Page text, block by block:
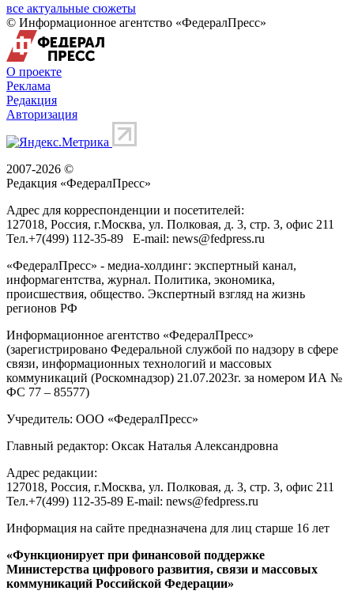
все актуальные сюжеты
© Информационное агентство «ФедералПресс»
О проекте
Реклама
Редакция
Авторизация
2007-2026 ©
Редакция «ФедералПресс»
Адрес для корреспонденции и посетителей:
127018, Россия, г.Москва, ул. Полковая, д. 3, стр. 3, офис 211
Тел.+7(499) 112-35-89 E-mail: news@fedpress.ru
«ФедералПресс» - медиа-холдинг: экспертный канал,
информагентства, журнал. Политика, экономика,
происшествия, общество. Экспертный взгляд на жизнь
регионов РФ
Информационное агентство «ФедералПресс»
(зарегистрировано Федеральной службой по надзору в сфере
связи, информационных технологий и массовых
коммуникаций (Роскомнадзор) 21.07.2023г. за номером ИА №
ФС 77 – 85577)
Учредитель: ООО «ФедералПресс»
Главный редактор: Оксак Наталья Александровна
Адрес редакции:
127018, Россия, г.Москва, ул. Полковая, д. 3, стр. 3, офис 211
Тел.+7(499) 112-35-89 E-mail: news@fedpress.ru
Информация на сайте предназначена для лиц старше 16 лет
«Функционирует при финансовой поддержке
Министерства цифрового развития, связи и массовых
коммуникаций Российской Федерации»